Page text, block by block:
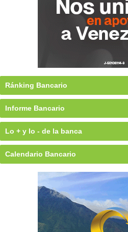
Ránking Bancario
Informe Bancario
Lo + y lo - de la banca
Calendario Bancario